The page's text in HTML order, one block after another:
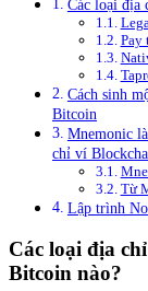
Các loại địa
Pay
Cách sinh
Bitcoin
Mnemonic
chỉ ví
Từ
Lập trình
Các loại địa
Bitcoin nào?